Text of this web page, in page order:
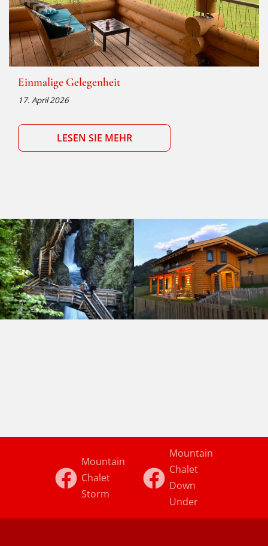
Einmalige Gelegenheit
17. April 2026
LESEN SIE MEHR
Mountain
Chalet
Storm
Mountain
Chalet
Down
Under